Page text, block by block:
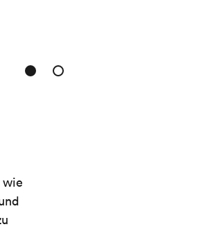
wie